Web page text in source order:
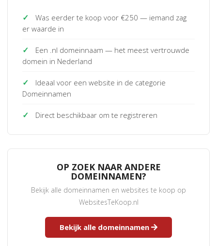
✓
Was eerder te koop voor €250 — iemand zag
er waarde in
✓
Een .nl domeinnaam — het meest vertrouwde
domein in Nederland
✓
Ideaal voor een website in de categorie
Domeinnamen
✓ Direct beschikbaar om te registreren
OP ZOEK NAAR ANDERE
DOMEINNAMEN?
Bekijk alle domeinnamen en websites te koop op
WebsitesTeKoop.nl
Bekijk alle domeinnamen